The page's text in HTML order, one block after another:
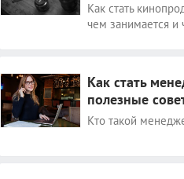
Как стать
чем занимается и
Как стать
полезные
Кто такой